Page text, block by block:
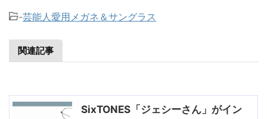
-芸能人愛用メガネ＆サングラス
関連記事
SixTONES「ジェシーさん」がイン